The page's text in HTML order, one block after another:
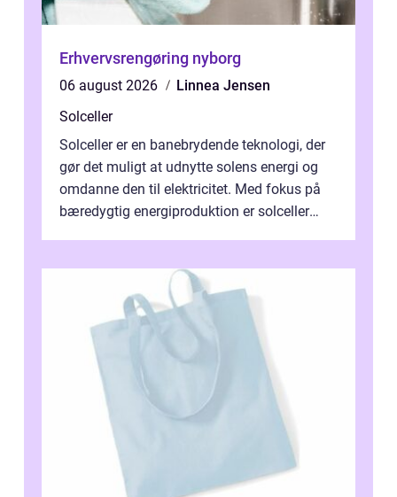
Erhvervsrengøring nyborg
06 august 2026
Linnea Jensen
Solceller
Solceller er en banebrydende teknologi, der
gør det muligt at udnytte solens energi og
omdanne den til elektricitet. Med fokus på
bæredygtig energiproduktion er solceller